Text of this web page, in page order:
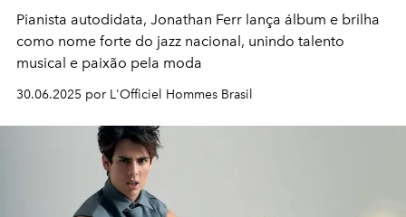
Pianista autodidata, Jonathan Ferr lança álbum e brilha
como nome forte do jazz nacional, unindo talento
musical e paixão pela moda
30.06.2025 por L'Officiel Hommes Brasil